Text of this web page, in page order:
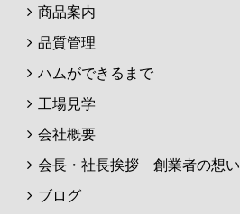
商品案内
品質管理
ハムができるまで
工場見学
会社概要
会長・社長挨拶 創業者の想い
ブログ